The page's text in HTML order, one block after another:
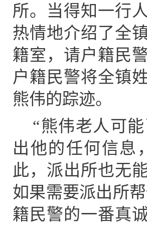
所。当得知一行
热情地介绍了全
籍室，请户籍民
户籍民警将全镇
熊伟的踪迹。
“熊伟老人可
出他的任何信息
此，派出所也无
如果需要派出所
籍民警的一番真